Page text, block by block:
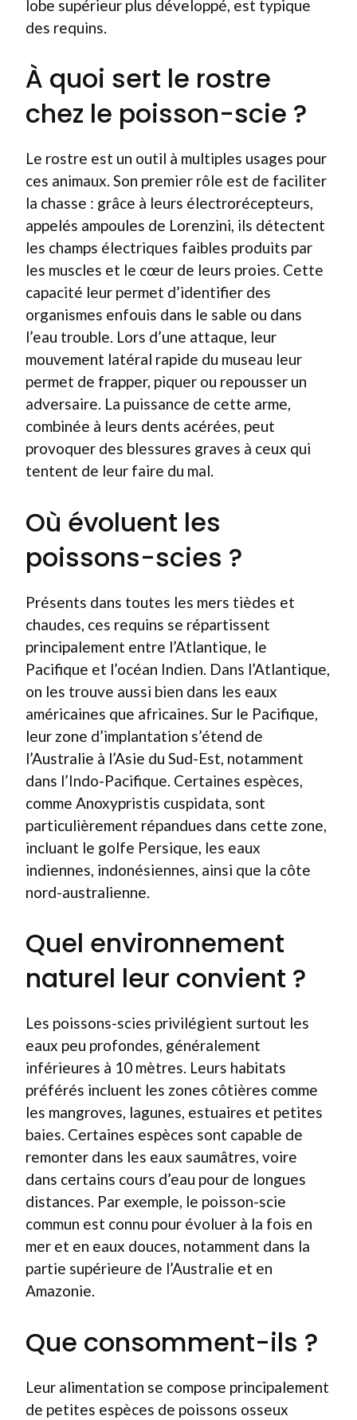
lobe supérieur plus développé, est typique
des requins.
À quoi sert le rostre
chez le poisson-scie ?
Le rostre est un outil à multiples usages pour
ces animaux. Son premier rôle est de faciliter
la chasse : grâce à leurs électrorécepteurs,
appelés ampoules de Lorenzini, ils détectent
les champs électriques faibles produits par
les muscles et le cœur de leurs proies. Cette
capacité leur permet d’identifier des
organismes enfouis dans le sable ou dans
l’eau trouble. Lors d’une attaque, leur
mouvement latéral rapide du museau leur
permet de frapper, piquer ou repousser un
adversaire. La puissance de cette arme,
combinée à leurs dents acérées, peut
provoquer des blessures graves à ceux qui
tentent de leur faire du mal.
Où évoluent les
poissons-scies ?
Présents dans toutes les mers tièdes et
chaudes, ces requins se répartissent
principalement entre l’Atlantique, le
Pacifique et l’océan Indien. Dans l’Atlantique,
on les trouve aussi bien dans les eaux
américaines que africaines. Sur le Pacifique,
leur zone d’implantation s’étend de
l’Australie à l’Asie du Sud-Est, notamment
dans l’Indo-Pacifique. Certaines espèces,
comme Anoxypristis cuspidata, sont
particulièrement répandues dans cette zone,
incluant le golfe Persique, les eaux
indiennes, indonésiennes, ainsi que la côte
nord-australienne.
Quel environnement
naturel leur convient ?
Les poissons-scies privilégient surtout les
eaux peu profondes, généralement
inférieures à 10 mètres. Leurs habitats
préférés incluent les zones côtières comme
les mangroves, lagunes, estuaires et petites
baies. Certaines espèces sont capable de
remonter dans les eaux saumâtres, voire
dans certains cours d’eau pour de longues
distances. Par exemple, le poisson-scie
commun est connu pour évoluer à la fois en
mer et en eaux douces, notamment dans la
partie supérieure de l’Australie et en
Amazonie.
Que consomment-ils ?
Leur alimentation se compose principalement
de petites espèces de poissons osseux